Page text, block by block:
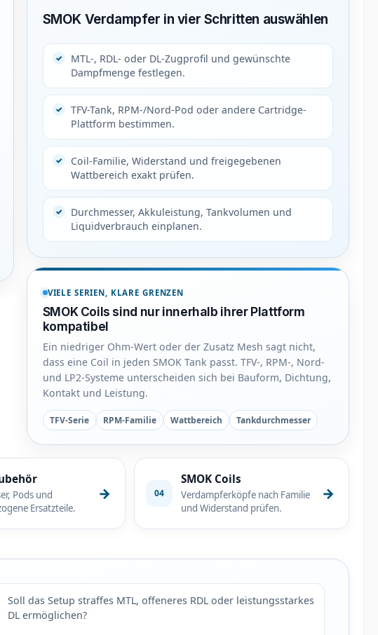
SMOK Verdampfer in vier Schritten auswählen
MTL-, RDL- oder DL-Zugprofil und gewünschte
Dampfmenge festlegen.
TFV-Tank, RPM-/Nord-Pod oder andere Cartridge-
Plattform bestimmen.
Coil-Familie, Widerstand und freigegebenen
Wattbereich exakt prüfen.
Durchmesser, Akkuleistung, Tankvolumen und
Liquidverbrauch einplanen.
VIELE SERIEN, KLARE GRENZEN
SMOK Coils sind nur innerhalb ihrer Plattform
kompatibel
Ein niedriger Ohm-Wert oder der Zusatz Mesh sagt nicht,
dass eine Coil in jeden SMOK Tank passt. TFV-, RPM-, Nord-
und LP2-Systeme unterscheiden sich bei Bauform, Dichtung,
Kontakt und Leistung.
TFV-Serie RPM-Familie Wattbereich Tankdurchmesser
Pods und
Ersatzteile.
→ 04
SMOK Coils
Verdampferköpfe nach Familie
und Widerstand prüfen.
→
Soll das Setup straffes MTL, offeneres RDL oder leistungsstarkes
DL ermöglichen?